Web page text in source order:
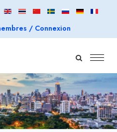
/ Connexion